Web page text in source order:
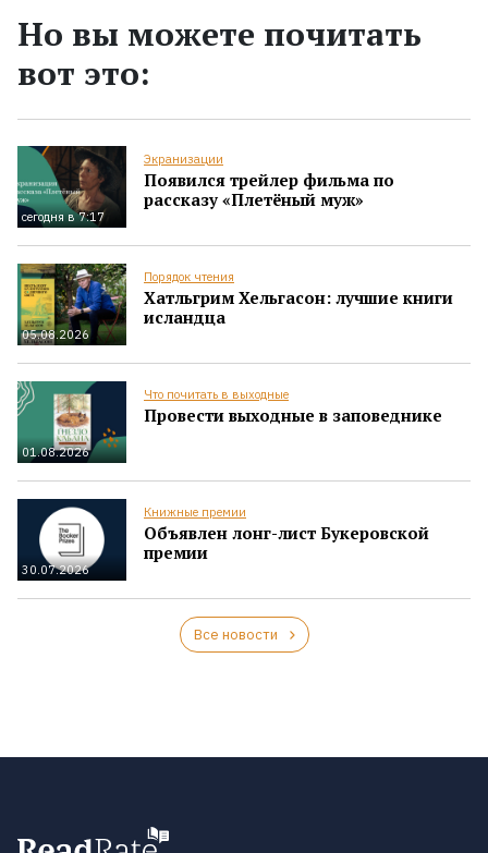
Но вы можете почитать
вот это:
сегодня в 7:17
Экранизации
Появился трейлер фильма по
рассказу «Плетёный муж»
05.08.2026
Порядок чтения
Хатльгрим Хельгасон: лучшие книги
исландца
01.08.2026
Что почитать в выходные
Провести выходные в заповеднике
30.07.2026
Книжные премии
Объявлен лонг-лист Букеровской
премии
Все новости